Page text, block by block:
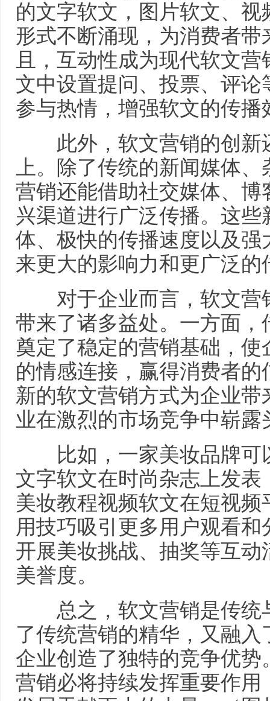
的文字软文，图片软文、
形式不断涌现，为消费者
且，互动性成为现代软文
文中设置提问、投票、评
参与热情，增强软文的传播
此外，软文营销的创新
上。除了传统的新闻媒体
营销还能借助社交媒体、
兴渠道进行广泛传播。这
体、极快的传播速度以及
来更大的影响力和更广泛的
对于企业而言，软文营
带来了诸多益处。一方面
奠定了稳定的营销基础，
的情感连接，赢得消费者
新的软文营销方式为企业
业在激烈的市场竞争中崭露
比如，一家美妆品牌可
文字软文在时尚杂志上发
美妆教程视频软文在短视
用技巧吸引更多用户观看
开展美妆挑战、抽奖等互
美誉度。
总之，软文营销是传统
了传统营销的精华，又融
企业创造了独特的竞争优
营销必将持续发挥重要作